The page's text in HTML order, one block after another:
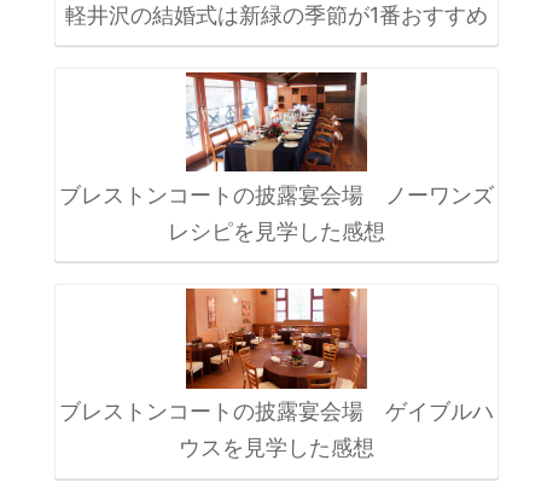
軽井沢の結婚式は新緑の季節が1番おすすめ
ブレストンコートの披露宴会場 ノーワンズ
レシピを見学した感想
ブレストンコートの披露宴会場 ゲイブルハ
ウスを見学した感想